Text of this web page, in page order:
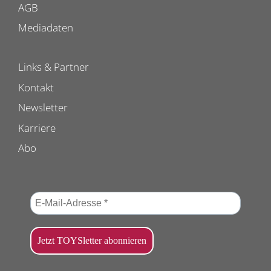
AGB
Mediadaten
Links & Partner
Kontakt
Newsletter
Karriere
Abo